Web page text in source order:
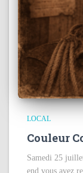
LOCAL
Couleur
Samedi 25
end vous avez